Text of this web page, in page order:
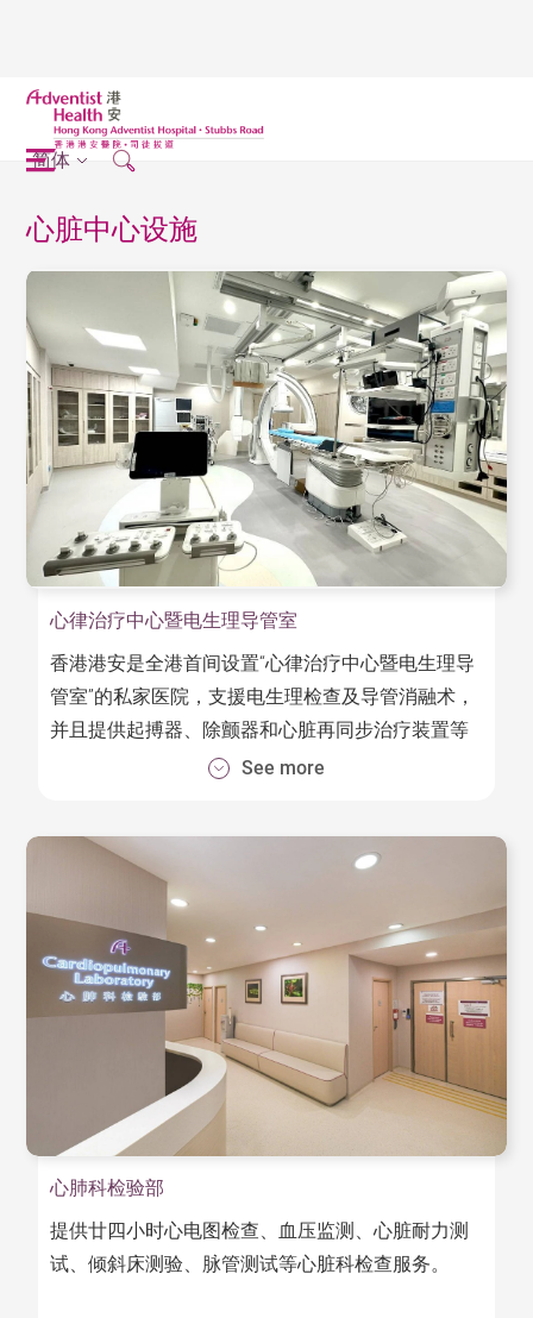
简体
心脏中心设施
心律治疗中心暨电生理导管室
香港港安是全港首间设置“心律治疗中心暨电生理导
管室”的私家医院，支援电生理检查及导管消融术，
并且提供起搏器、除颤器和心脏再同步治疗装置等
各种植入手术，以为心律有问题人士提供先进而可
疗心房颤动。
See more
心肺科检验部
提供廿四小时心电图检查、血压监测、心脏耐力测
试、倾斜床测验、脉管测试等心脏科检查服务。